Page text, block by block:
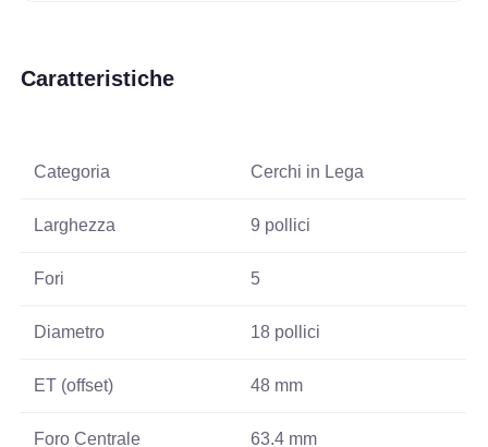
Caratteristiche
Categoria Cerchi in Lega
Larghezza 9 pollici
Fori 5
Diametro 18 pollici
ET (offset) 48 mm
Foro Centrale 63.4 mm